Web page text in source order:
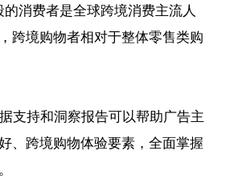
消费者是全球跨境消费主流人
跨境购物者相对于整体零售类购
支持和洞察报告可以帮助广告主
、跨境购物体验要素，全面掌握